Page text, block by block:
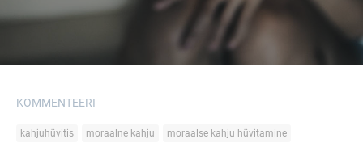
KOMMENTEERI
kahjuhüvitis moraalne kahju
moraalse kahju hüvitamine